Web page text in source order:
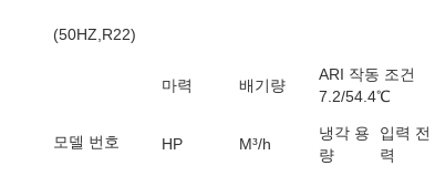
(50HZ,R22)
모델 번호
마력 배기량
ARI 작동 조건
7.2/54.4℃
HP
M³/h
냉각 용
량
입력 전
력